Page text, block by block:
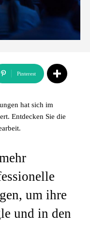
Pinterest
hat sich im
Entdecken Sie die
um ihre
und in den